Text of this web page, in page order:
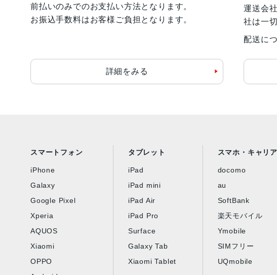
前払いのみでのお支払い方法となります。
お振込手数料はお客様ご負担となります。
詳細をみる
運送会
社は一
配送に
スマートフォン
iPhone
Galaxy
Google Pixel
Xperia
AQUOS
Xiaomi
OPPO
タブレット
iPad
iPad mini
iPad Air
iPad Pro
Surface
Galaxy Tab
Xiaomi Tablet
スマホ・キャリ
docomo
au
SoftBank
楽天モバイル
Ymobile
SIMフリー
UQmobile